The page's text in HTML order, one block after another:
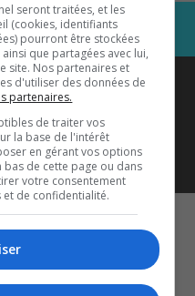
est diffusé
1033 HD2
aussi sur…
seront traitées, et les
(cookies, identifiants
pourront être stockées
que partagées avec lui,
site. Nos partenaires et
d'utiliser des données de
partenaires.
de traiter vos
la base de l'intérêt
en gérant vos options
bas de cette page ou dans
votre consentement
de confidentialité.